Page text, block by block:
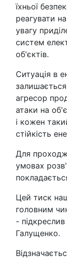
їхньої
реагувати
увагу
систем
об'єктів.
Ситуація в
агресор
атаки на
і кожен
стійкість
Для
умовах
Цей тиск
головним
-
Галущенко.